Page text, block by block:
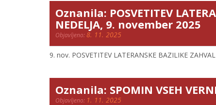
Oznanila: POSVETITEV
NEDELJA, 9. november 2025
Objavljeno:8. 11. 2025
9. nov. POSVETITEV LATERANSKE BAZILIKE
Oznanila: SPOMIN VSEH
Objavljeno: 1. 11. 2025